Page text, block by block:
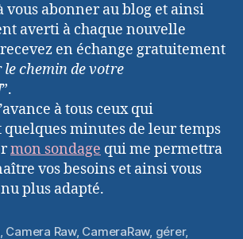
vous abonner au blog et ainsi
averti à chaque nouvelle
en échange gratuitement
le chemin de votre
”.
à tous ceux qui
quelques minutes de leur temps
mon sondage qui me permettra
vos besoins et ainsi vous
plus adapté.
, Camera Raw, CameraRaw, gérer,